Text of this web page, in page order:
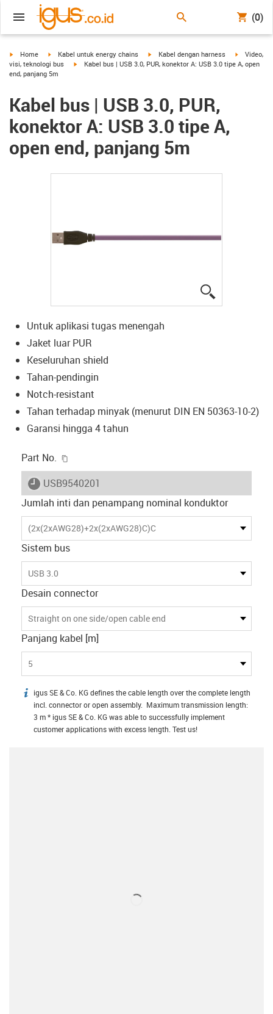
(0)
igus-icon-arrow-right
Home igus-icon-arrow-right
Kabel untuk energy chains igus-icon-arrow-right
Kabel dengan harness igus-icon-
Video,
visi, teknologi bus
igus-icon-arrow-right
Kabel bus | USB 3.0, PUR, konektor A: USB 3.0 tipe A, open
end, panjang 5m
Kabel bus | USB 3.0, PUR,
konektor A: USB 3.0 tipe A,
open end, panjang 5m
Untuk aplikasi tugas menengah
Jaket luar PUR
Keseluruhan shield
Tahan-pendingin
Notch-resistant
Tahan terhadap minyak (menurut DIN EN 50363-10-2)
Garansi hingga 4 tahun
Part No.
igus-icon-lieferzeit
USB9540201
Jumlah inti dan penampang nominal konduktor
(2x(2xAWG28)+2x(2xAWG28)C)C
Sistem bus
USB 3.0
Desain connector
Straight on one side/open cable end
Panjang kabel [m]
5
igus-icon-info
igus SE & Co. KG defines the cable length over the complete length
incl. connector or open assembly. Maximum transmission length:
3 m * igus SE & Co. KG was able to successfully implement
customer applications with excess length. Test us!